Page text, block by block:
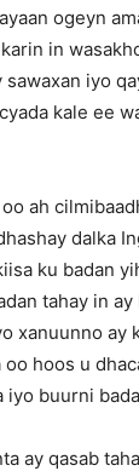
ogeyn
in
sawaxan iyo
kale ee
ah
dalka
ku badan
tahay in
xanuunno ay
hoos u
iyo buurni
ay qasab